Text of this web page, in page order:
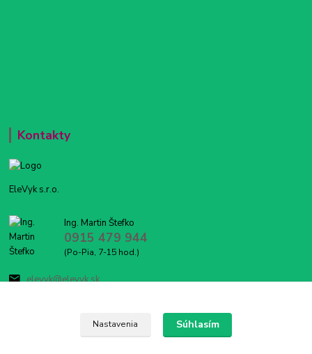
Kontakty
EleVyk s.r.o.
Ing. Martin Štefko
0915 479 944
(Po-Pia, 7-15 hod.)
elevyk@elevyk.sk
Nastavenia Súhlasím